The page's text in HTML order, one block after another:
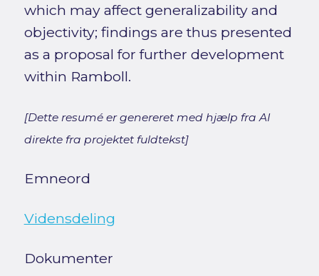
which may affect generalizability and
objectivity; findings are thus presented
as a proposal for further development
within Ramboll.
[Dette resumé er genereret med hjælp fra AI
direkte fra projektet fuldtekst]
Emneord
Vidensdeling
Dokumenter